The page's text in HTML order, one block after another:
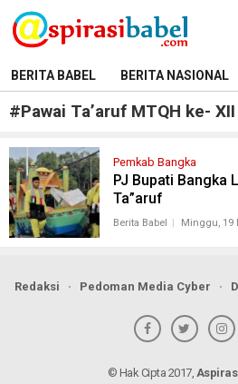
BERITA BABEL BERITA NASIONAL
#Pawai Ta’aruf MTQH ke- XII
Pemkab Bangka
PJ Bupati Bangka
Ta”aruf
Berita Babel Minggu, 19
Redaksi Pedoman Media Cyber
© Hak Cipta 2017,